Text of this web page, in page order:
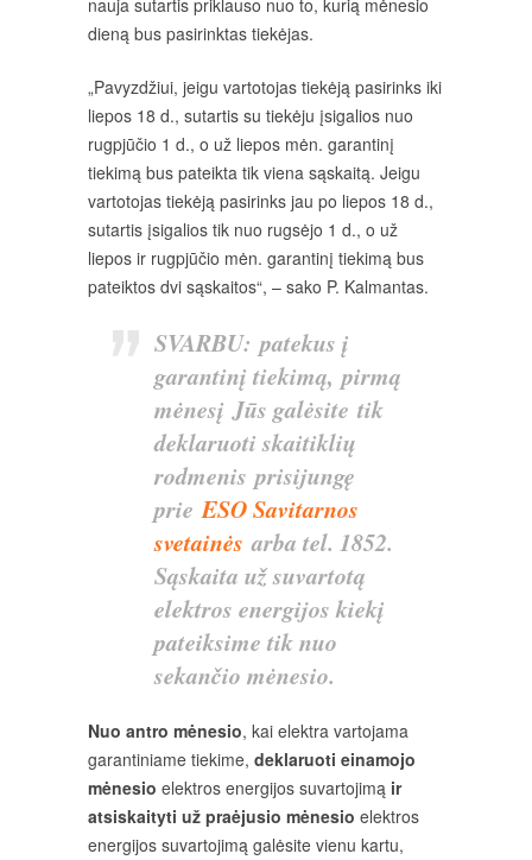
nauja sutartis priklauso nuo to, kurią mėnesio
dieną bus pasirinktas tiekėjas.
„Pavyzdžiui, jeigu vartotojas tiekėją pasirinks iki
liepos 18 d., sutartis su tiekėju įsigalios nuo
rugpjūčio 1 d., o už liepos mėn. garantinį
tiekimą bus pateikta tik viena sąskaitą. Jeigu
vartotojas tiekėją pasirinks jau po liepos 18 d.,
sutartis įsigalios tik nuo rugsėjo 1 d., o už
liepos ir rugpjūčio mėn. garantinį tiekimą bus
pateiktos dvi sąskaitos“, – sako P. Kalmantas.
SVARBU: patekus į
garantinį tiekimą, pirmą
mėnesį Jūs galėsite tik
deklaruoti skaitiklių
rodmenis prisijungę
prieESO Savitarnos
svetainės arba tel. 1852.
Sąskaita už suvartotą
elektros energijos kiekį
pateiksime tik nuo
sekančio mėnesio.
Nuo antro mėnesio, kai elektra vartojama
garantiniame tiekime, deklaruoti einamojo
mėnesio elektros energijos suvartojimą ir
atsiskaityti už praėjusio mėnesio elektros
energijos suvartojimą galėsite vienu kartu,